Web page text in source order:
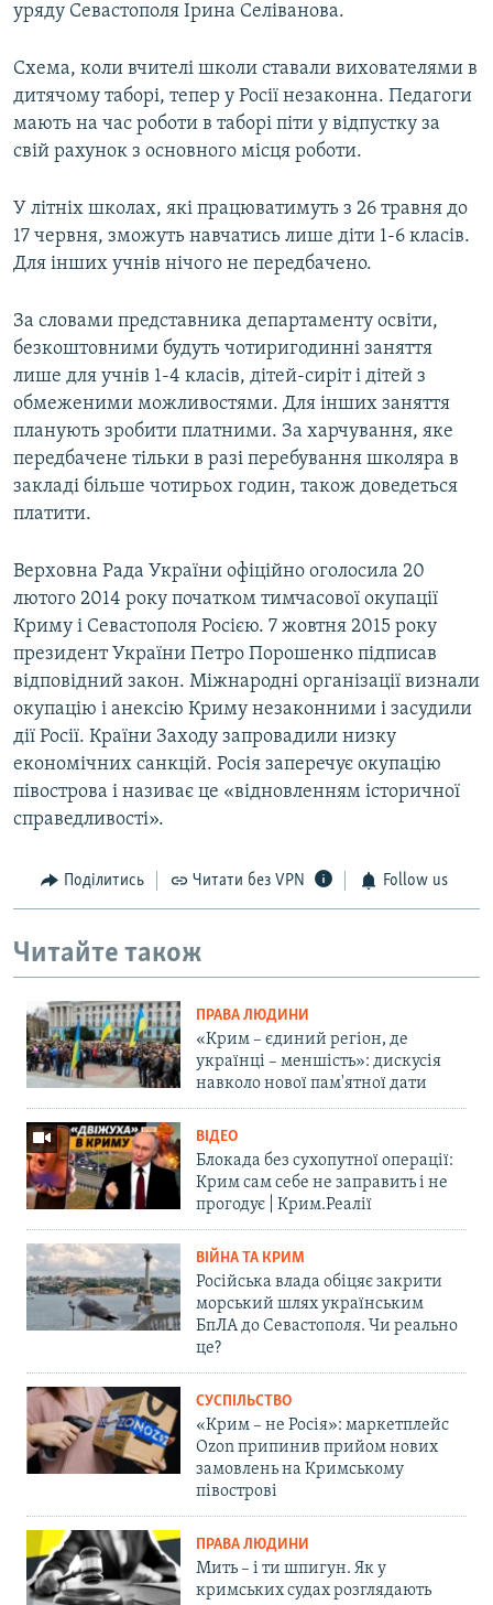
уряду Севастополя Ірина Селіванова.
Схема, коли вчителі школи ставали вихователями в
дитячому таборі, тепер у Росії незаконна. Педагоги
мають на час роботи в таборі піти у відпустку за
свій рахунок з основного місця роботи.
У літніх школах, які працюватимуть з 26 травня до
17 червня, зможуть навчатись лише діти 1-6 класів.
Для інших учнів нічого не передбачено.
За словами представника департаменту освіти,
безкоштовними будуть чотиригодинні заняття
лише для учнів 1-4 класів, дітей-сиріт і дітей з
обмеженими можливостями. Для інших заняття
планують зробити платними. За харчування, яке
передбачене тільки в разі перебування школяра в
закладі більше чотирьох годин, також доведеться
платити.
Верховна Рада України офіційно оголосила 20
лютого 2014 року початком тимчасової окупації
Криму і Севастополя Росією. 7 жовтня 2015 року
президент України Петро Порошенко підписав
відповідний закон. Міжнародні організації визнали
окупацію і анексію Криму незаконними і засудили
дії Росії. Країни Заходу запровадили низку
економічних санкцій. Росія заперечує окупацію
півострова і називає це «відновленням історичної
справедливості».
Поділитись Читати без VPN Follow us
Читайте також
ПРАВА ЛЮДИНИ
«Крим – єдиний регіон, де
українці – меншість»: дискусія
навколо нової пам'ятної дати
ВІДЕО
Блокада без сухопутної операції:
Крим сам себе не заправить і не
прогодує | Крим.Реалії
ВІЙНА ТА КРИМ
Російська влада обіцяє закрити
морський шлях українським
БпЛА до Севастополя. Чи реально
це?
СУСПІЛЬСТВО
«Крим – не Росія»: маркетплейс
Ozon припинив прийом нових
замовлень на Кримському
півострові
ПРАВА ЛЮДИНИ
Мить – і ти шпигун. Як у
кримських судах розглядають